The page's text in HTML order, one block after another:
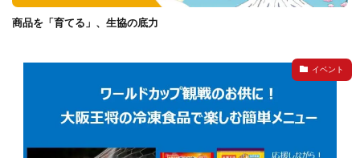
商品を「育てる」、生協の底力
イベント